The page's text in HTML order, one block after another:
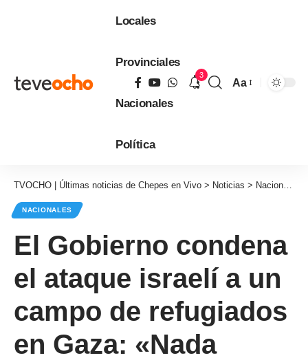
Locales
Provinciales
Nacionales
Política
3
Aa
TVOCHO | Últimas noticias de Chepes en Vivo > Noticias > Nacionales
NACIONALES
El Gobierno condena
el ataque israelí a un
campo de refugiados
en Gaza: «Nada